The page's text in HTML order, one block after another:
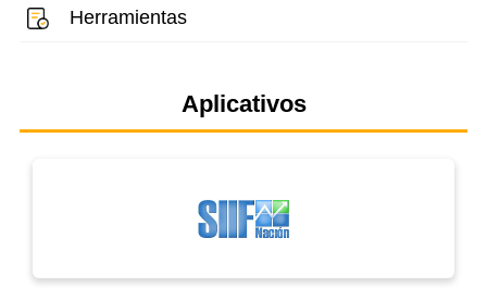
Herramientas
Aplicativos